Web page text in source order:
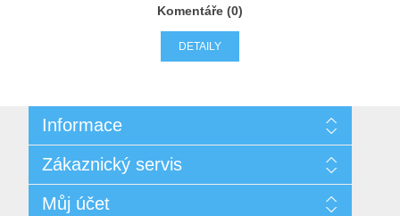
Komentáře (0)
DETAILY
Informace
Časté otázky
Ochrana osobních údajů
Všeobecné obchodní podmínky
Zákaznický servis
Hledat
Novinky
Můj účet